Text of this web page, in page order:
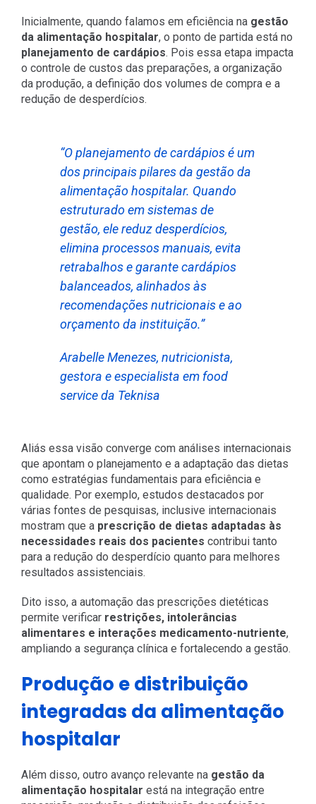
Inicialmente, quando falamos em eficiência na gestão
da alimentação hospitalar, o ponto de partida está no
planejamento de cardápios. Pois essa etapa impacta
o controle de custos das preparações, a organização
da produção, a definição dos volumes de compra e a
redução de desperdícios.
“O planejamento de cardápios é um
dos principais pilares da gestão da
alimentação hospitalar. Quando
estruturado em sistemas de
gestão, ele reduz desperdícios,
elimina processos manuais, evita
retrabalhos e garante cardápios
balanceados, alinhados às
recomendações nutricionais e ao
orçamento da instituição.”
Arabelle Menezes, nutricionista,
gestora e especialista em food
service da Teknisa
Aliás essa visão converge com análises internacionais
que apontam o planejamento e a adaptação das dietas
como estratégias fundamentais para eficiência e
qualidade. Por exemplo, estudos destacados por
várias fontes de pesquisas, inclusive internacionais
mostram que a prescrição de dietas adaptadas às
necessidades reais dos pacientes contribui tanto
para a redução do desperdício quanto para melhores
resultados assistenciais.
Dito isso, a automação das prescrições dietéticas
permite verificar restrições, intolerâncias
alimentares e interações medicamento-nutriente,
ampliando a segurança clínica e fortalecendo a gestão.
Produção e distribuição
integradas da alimentação
hospitalar
Além disso, outro avanço relevante na gestão da
alimentação hospitalar está na integração entre